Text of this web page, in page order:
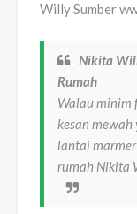
Willy Sumber
Nikita
Rumah
Walau minim
kesan
lantai
rumah Nikita